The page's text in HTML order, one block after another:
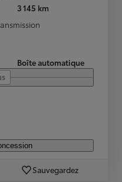
3 145 km
Boîte automatique
Sauvegardez